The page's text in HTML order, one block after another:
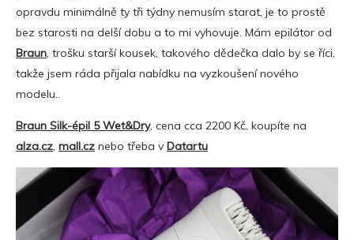
opravdu minimálně ty tři týdny nemusím starat, je to prostě
bez starosti na delší dobu a to mi vyhovuje. Mám epilátor od
Braun, trošku starší kousek, takového dědečka dalo by se říci,
takže jsem ráda přijala nabídku na vyzkoušení nového
modelu..
Braun Silk-épil 5 Wet&Dry, cena cca 2200 Kč, koupíte na
alza.cz, mall.cz nebo třeba v Datartu